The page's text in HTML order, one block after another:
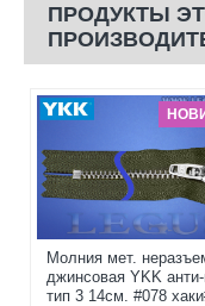
ПРОДУКТЫ
Молния мет.
джинсовая YKK
тип 3 14см. #078